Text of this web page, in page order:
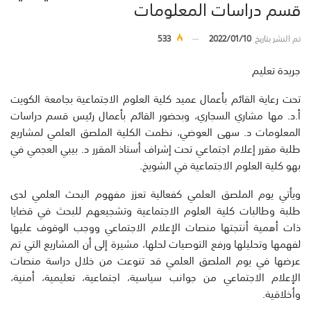
قسم دراسات المعلومات
تم النشر بتاريخ2022/01/10
533
جريدة تعليم
تحت رعاية القائم بأعمال عميد كلية العلوم الاجتماعية بجامعة الكويت
أ.د. مها مشاري السجاري، وبحضور القائم بأعمال رئيس قسم دراسات
المعلومات د. سهى العوضي، نظمت الكلية الملصق العلمي لمشاريع
طلبة مقرر إعلام اجتماعي تحت إشراف أستاذ المقرر د. بيبي العجمي في
بهو كلية العلوم الاجتماعية في الشويخ.
ويأتي يوم الملصق العلمي كفعالية تعزز مفهوم البحث العلمي لدى
طلبة وطالبات كلية العلوم الاجتماعية وتشجيعهم للبحث في قضايا
ذات أهمية أنتجتها منصات الإعلام الاجتماعي ووجب الوقوف عليها
لفهمها وتحليلها ورفع التوصيات لحلها، مشيرة إلى أن المشاريع التي تم
عرضها في يوم الملصق العلمي قد تنوعت من خلال دراسة منصات
الإعلام الاجتماعي من جوانب سياسية، اجتماعية، تعليمية، أمنية،
وأخلاقية.